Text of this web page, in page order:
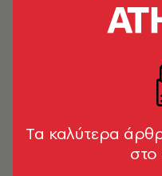
Τα ναρκωτικά
τον κίνδυνο
Σοκαριστικά
Ανησυχητικά στοιχεία
κάνναβη - Ιδιαίτερα
Tα καλύτερα